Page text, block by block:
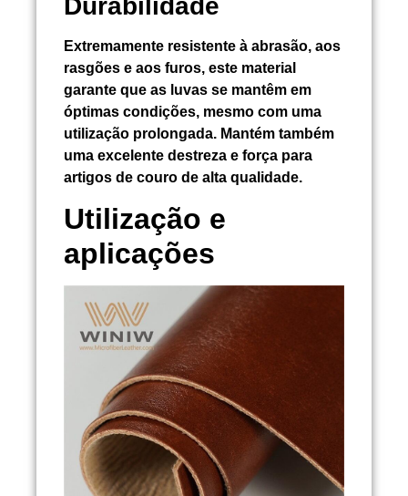
Durabilidade
Extremamente resistente à abrasão, aos
rasgões e aos furos, este material
garante que as luvas se mantêm em
óptimas condições, mesmo com uma
utilização prolongada. Mantém também
uma excelente destreza e força para
artigos de couro de alta qualidade.
Utilização e
aplicações